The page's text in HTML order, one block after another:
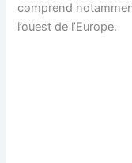
comprend
l’ouest de l’Europe.